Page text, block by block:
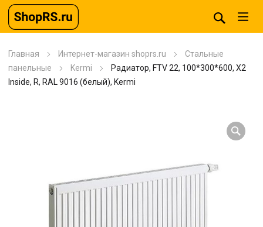
Главная Интернет-магазин shoprs.ru
Стальные
панельные
Kermi
Радиатор, FTV 22, 100*300*600, X2
Inside, R, RAL 9016 (белый), Kermi